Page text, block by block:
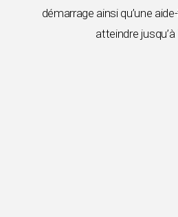
démarrage ainsi qu’une
atteindre jusqu’à